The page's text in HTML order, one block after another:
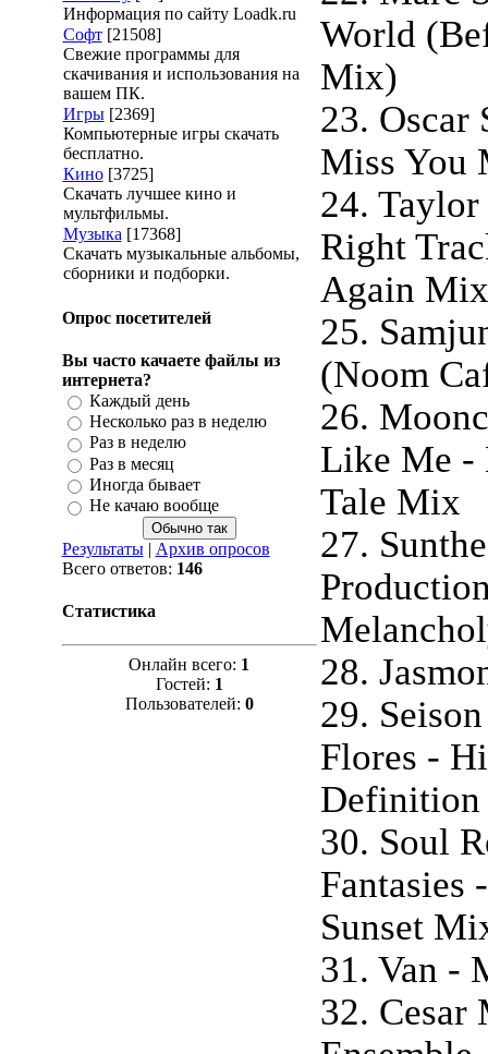
Информация по сайту Loadk.ru
Софт [21508]
Свежие программы для
скачивания и использования на
вашем ПК.
Игры [2369]
Компьютерные игры скачать
бесплатно.
Кино [3725]
Скачать лучшее кино и
мультфильмы.
Музыка [17368]
Скачать музыкальные альбомы,
сборники и подборки.
Опрос посетителей
Вы часто качаете файлы из
интернета?
Каждый день
Несколько раз в неделю
Раз в неделю
Раз в месяц
Иногда бывает
Не качаю вообще
Результаты| Архив опросов
Всего ответов: 146
Статистика
Онлайн всего: 1
Гостей: 1
Пользователей: 0
World
Mix)
23. Oscar
Miss You
24.
Right
Again Mix
25.
(Noom
26.
Like Me -
Tale Mix
27.
28.
29.
Flores -
Definition
30. Soul
Fantasies
Sunset
31. Van -
32. Cesar